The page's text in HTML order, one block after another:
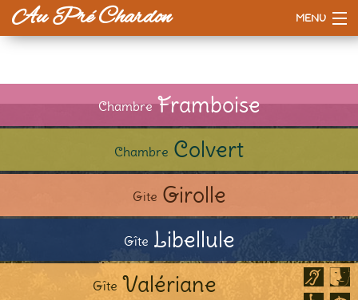
Au Pré Chardon MENU
La maison ChambreFramboise
Chambre Colvert
Gite Girolle
Gîte Libellule
Gîte Valériane